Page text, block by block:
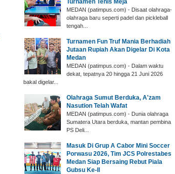
MEDAN (patimpus.com) - Disaat olahraga-
olahraga baru seperti padel dan pickleball
tengah...
‎Turnamen Fun Truf Mania Berhadiah
Jutaan Rupiah Akan Digelar Di Kota
Medan
‎MEDAN (patimpus.com) - Dalam waktu
dekat, tepatnya 20 hingga 21 Juni 2026
bakal digelar...
Olahraga Sumut Berduka, A'zam
Nasution Telah Wafat
‎MEDAN (patimpus.com) - Dunia olahraga
Sumatera Utara berduka, mantan pembina
PS Deli...
‎Masuk Di Grup A Cabor Mini Soccer
Porwasu 2026, Tim JCS Polrestabes
Medan Siap Bersaing Rebut Piala
Gubsu Ke-II